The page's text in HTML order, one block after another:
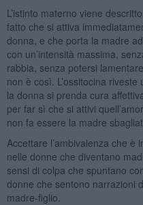
L’istinto materno viene
fatto che si attiva
donna, e che porta la madre
con un’intensità massima,
rabbia, senza potersi
non è così. L’ossitocina
la donna si prenda cura
per far sì che si attivi
non fa essere la madre
Accettare l’ambivalenza che è
nelle donne che diventano
sensi di colpa che spuntano
donne che sentono narrazioni
madre-figlio.